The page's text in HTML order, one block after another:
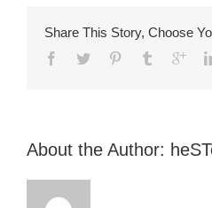
Share This Story, Choose
About the Author: